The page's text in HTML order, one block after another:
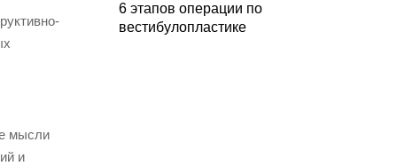
мысли
и
6 этапов операции по
вестибулопластике